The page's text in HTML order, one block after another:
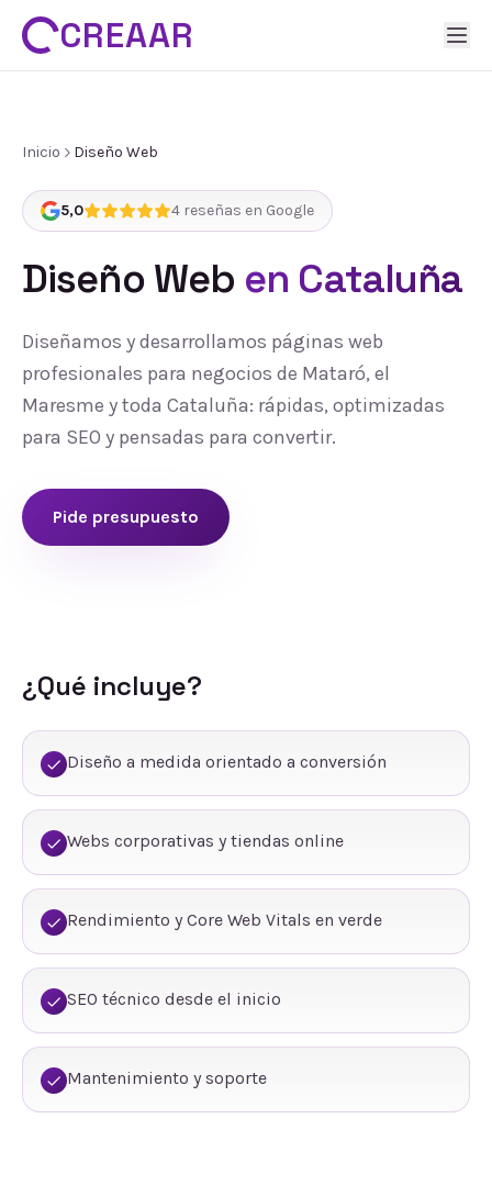
CREAAR
Inicio Diseño Web
5,0 4 reseñas en Google
Diseño Web en Cataluña
Diseñamos y desarrollamos páginas web
profesionales para negocios de Mataró, el
Maresme y toda Cataluña: rápidas, optimizadas
para SEO y pensadas para convertir.
Pide presupuesto
¿Qué incluye?
Diseño a medida orientado a conversión
Webs corporativas y tiendas online
Rendimiento y Core Web Vitals en verde
SEO técnico desde el inicio
Mantenimiento y soporte